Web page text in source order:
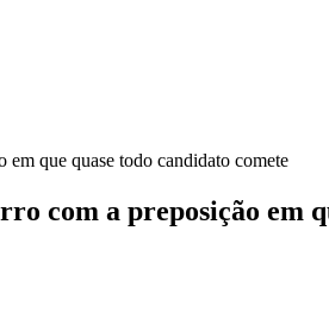
que quase todo candidato comete
com a preposição em